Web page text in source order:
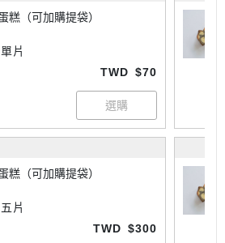
糕（可加購提袋）
片
TWD $70
糕（可加購提袋）
片
TWD $300